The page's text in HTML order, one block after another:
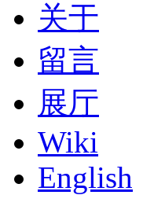
关于
留言
展厅
Wiki
English